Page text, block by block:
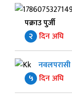
पक्राउ पुर्जी
२ दिन अघि
नवलपरासी
५ दिन अघि